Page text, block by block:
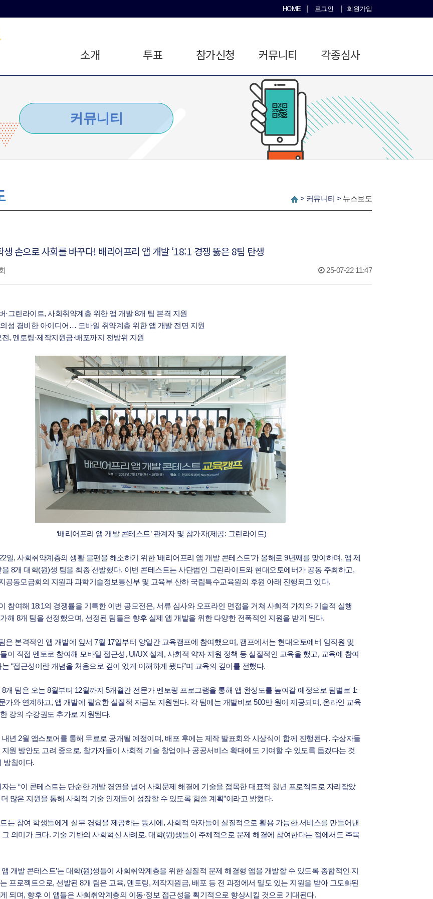
HOME 로그인 회원가입
소개 투표 참가신청 커뮤니티 각종심사
커뮤니티
> 커뮤니티 > 뉴스보도
생 손으로 사회를 바꾸다! 배리어프리 앱 개발 ‘18:1 경쟁 뚫은 8팀 탄생
25-07-22 11:47
·그린라이트, 사회취약계층 위한 앱 개발 8개 팀 본격 지원
성 겸비한 아이디어… 모바일 취약계층 위한 앱 개발 전면 지원
, 멘토링·제작지원금·배포까지 전방위 지원
‘배리어프리 앱 개발 콘테스트’ 관계자 및 참가자(제공: 그린라이트)
일, 사회취약계층의 생활 불편을 해소하기 위한 '배리어프리 앱 개발 콘테스트'가 올해로 9년째를 맞이하며, 앱 제
을 8개 대학(원)생 팀을 최종 선발했다. 이번 콘테스트는 사단법인 그린라이트와 현대오토에버가 공동 주최하고,
공동모금회의 지원과 과학기술정보통신부 및 교육부 산하 국립특수교육원의 후원 아래 진행되고 있다.
참여해 18:1의 경쟁률을 기록한 이번 공모전은, 서류 심사와 오프라인 면접을 거쳐 사회적 가치와 기술적 실행
해 8개 팀을 선정했으며, 선정된 팀들은 향후 실제 앱 개발을 위한 다양한 전폭적인 지원을 받게 된다.
은 본격적인 앱 개발에 앞서 7월 17일부터 양일간 교육캠프에 참여했으며, 캠프에서는 현대오토에버 임직원 및
이 직접 멘토로 참여해 모바일 접근성, UI/UX 설계, 사회적 약자 지원 정책 등 실질적인 교육을 했고, 교육에 참여
“접근성이란 개념을 처음으로 깊이 있게 이해하게 됐다”며 교육의 깊이를 전했다.
개 팀은 오는 8월부터 12월까지 5개월간 전문가 멘토링 프로그램을 통해 앱 완성도를 높여갈 예정으로 팀별로 1:
가와 연계하고, 앱 개발에 필요한 실질적 자금도 지원된다. 각 팀에는 개발비로 500만 원이 제공되며, 온라인 교육
강의 수강권도 추가로 지원된다.
내년 2월 앱스토어를 통해 무료로 공개될 예정이며, 배포 후에는 제작 발표회와 시상식이 함께 진행된다. 수상자들
원 방안도 고려 중으로, 참가자들이 사회적 기술 창업이나 공공서비스 확대에도 기여할 수 있도록 돕겠다는 것
방침이다.
자는 “이 콘테스트는 단순한 개발 경연을 넘어 사회문제 해결에 기술을 접목한 대표적 청년 프로젝트로 자리잡았
더 많은 지원을 통해 사회적 기술 인재들이 성장할 수 있도록 힘쓸 계획”이라고 밝혔다.
는 참여 학생들에게 실무 경험을 제공하는 동시에, 사회적 약자들이 실질적으로 활용 가능한 서비스를 만들어낸
그 의미가 크다. 기술 기반의 사회혁신 사례로, 대학(원)생들이 주체적으로 문제 해결에 참여한다는 점에서도 주목
앱 개발 콘테스트’는 대학(원)생들이 사회취약계층을 위한 실질적 문제 해결형 앱을 개발할 수 있도록 종합적인 지
프로젝트으로, 선발된 8개 팀은 교육, 멘토링, 제작지원금, 배포 등 전 과정에서 밀도 있는 지원을 받아 고도화된
되며, 향후 이 앱들은 사회취약계층의 이동·정보 접근성을 획기적으로 향상시킬 것으로 기대된다.